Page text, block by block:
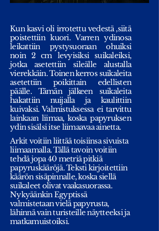
Kun kasvi oli irrotettu vedestä ,siitä
poistettiin kuori. Varren ydinosa
leikattiin pystysuoraan ohuiksi
noin 2 cm levyisiksi suikaleiksi,
jotka asetettiin sileälle alustalla
vierekkäin. Toinen kerros suikaleita
asetettiin poikittain edellisten
päälle. Tämän jälkeen suikaleita
hakattiin nuijalla ja kaulittiin
kuivaksi. Valmistuksessa ei tarvittu
lainkaan liimaa, koska papyruksen
ydin sisälsi itse liimaavaa ainetta.
Arkit voitiin liittää toisiinsa sivuista
liimaamalla. Tällä tavoin voitiin
tehdä jopa 40 metriä pitkiä
papyruskääröjä. Teksti kirjoitettiin
käärön sisäpinnalle, koska siellä
suikaleet olivat vaakasuorassa.
Nykyäänkin Egyptissä
valmistetaan vielä papyrusta,
lähinnä vain turisteille näytteeksi ja
matkamuistoiksi.